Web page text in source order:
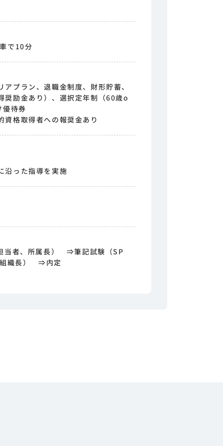
で10分
プラン、退職金制度、財形貯蓄、
奨励金あり）、選択定年制（60歳o
待券
資格取得者への報奨金あり
沿った指導を実施
者、所属長） ⇒筆記試験（SP
組織長） ⇒内定